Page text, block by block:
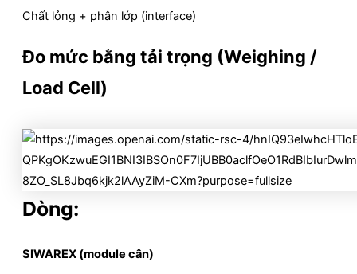
Chất lỏng + phân lớp (interface)
Đo mức bằng tải trọng (Weighing /
Load Cell)
Dòng:
SIWAREX (module cân)